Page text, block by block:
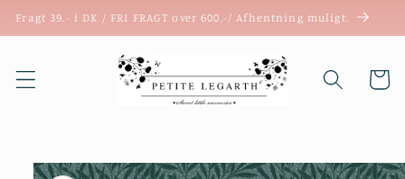
Gå til
indhold
Fragt 39,- i DK / FRI FRAGT over 600,-/ Afhentning muligt.